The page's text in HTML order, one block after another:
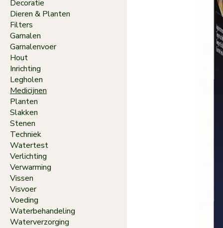
Decoratie
Dieren & Planten
Filters
Garnalen
Garnalenvoer
Hout
Inrichting
Legholen
Medicijnen
Planten
Slakken
Stenen
Techniek
Watertest
Verlichting
Verwarming
Vissen
Visvoer
Voeding
Waterbehandeling
Waterverzorging